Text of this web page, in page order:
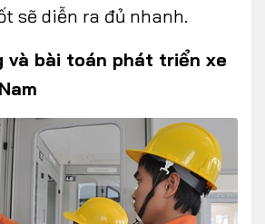
sẽ diễn ra đủ nhanh.
và bài toán phát triển xe